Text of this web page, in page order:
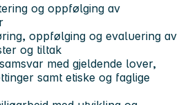
og oppfølging av
oppfølging og evaluering av
og tiltak
med gjeldende lover,
samt etiske og faglige